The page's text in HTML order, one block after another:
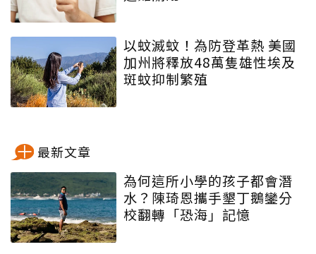
以蚊滅蚊！為防登革熱 美國
加州將釋放48萬隻雄性埃及
斑蚊抑制繁殖
最新文章
為何這所小學的孩子都會潛
水？陳琦恩攜手墾丁鵝鑾分
校翻轉「恐海」記憶